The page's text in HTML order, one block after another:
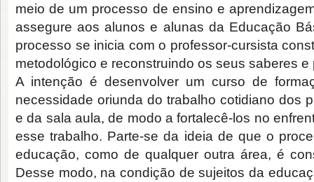
meio de um processo de ensino e
assegure aos alunos e alunas da Educação
processo se inicia com o professor-cursista
metodológico e reconstruindo os seus saberes e
A intenção é desenvolver um curso de
necessidade oriunda do trabalho cotidiano dos
e da sala aula, de modo a fortalecê-los no
esse trabalho. Parte-se da ideia de que o
educação, como de qualquer outra área, é
Desse modo, na condição de sujeitos da